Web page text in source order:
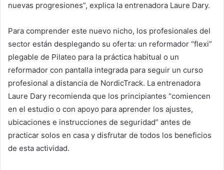
nuevas progresiones”, explica la entrenadora Laure Dary.
Para comprender este nuevo nicho, los profesionales del
sector están desplegando su oferta: un reformador “flexi”
plegable de Pilateo para la práctica habitual o un
reformador con pantalla integrada para seguir un curso
profesional a distancia de NordicTrack. La entrenadora
Laure Dary recomienda que los principiantes “comiencen
en el estudio o con apoyo para aprender los ajustes,
ubicaciones e instrucciones de seguridad” antes de
practicar solos en casa y disfrutar de todos los beneficios
de esta actividad.